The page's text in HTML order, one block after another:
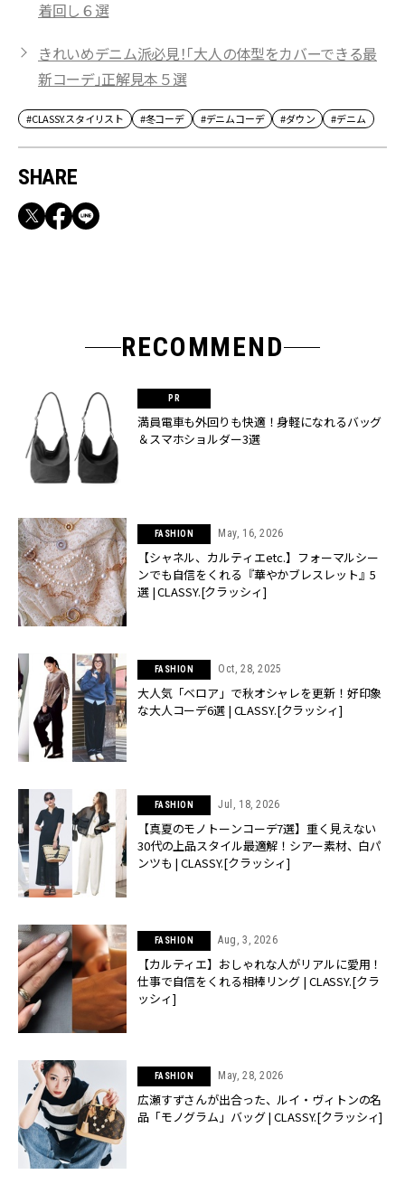
着回し６選
きれいめデニム派必見！「大人の体型をカバーできる最
新コーデ」正解見本５選
#CLASSY.スタイリスト #冬コーデ #デニムコーデ #ダウン #デニム
SHARE
RECOMMEND
満員電車も外回りも快適！身軽になれるバッグ
＆スマホショルダー3選
FASHION May, 16, 2026
【シャネル、カルティエetc.】フォーマルシー
ンでも自信をくれる『華やかブレスレット』5
選 | CLASSY.[クラッシィ]
FASHION Oct, 28, 2025
大人気「ベロア」で秋オシャレを更新！好印象
な大人コーデ6選 | CLASSY.[クラッシィ]
FASHION Jul, 18, 2026
【真夏のモノトーンコーデ7選】重く見えない
30代の上品スタイル最適解！シアー素材、白パ
ンツも | CLASSY.[クラッシィ]
FASHION Aug, 3, 2026
【カルティエ】おしゃれな人がリアルに愛用！
仕事で自信をくれる相棒リング | CLASSY.[クラ
ッシィ]
FASHION May, 28, 2026
広瀬すずさんが出合った、ルイ・ヴィトンの名
品「モノグラム」バッグ | CLASSY.[クラッシィ]